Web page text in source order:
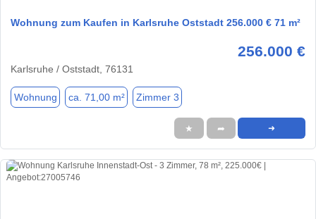
Wohnung zum Kaufen in Karlsruhe Oststadt 256.000 € 71 m²
256.000 €
Karlsruhe / Oststadt, 76131
Wohnung ca. 71,00 m² Zimmer 3
★ ➦ ➜